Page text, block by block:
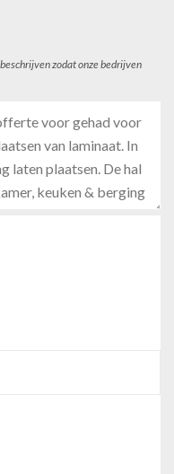
zodat onze bedrijven